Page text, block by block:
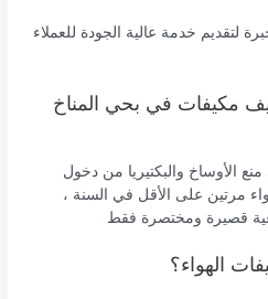
لتقديم خدمة عالية الجودة للعملاء
مكيفات في بحي المناخ
الأوساخ والبكتيريا من دخول
مرتين على الأقل في السنة ،
قصيرة ومختصرة فقط
الهواء؟